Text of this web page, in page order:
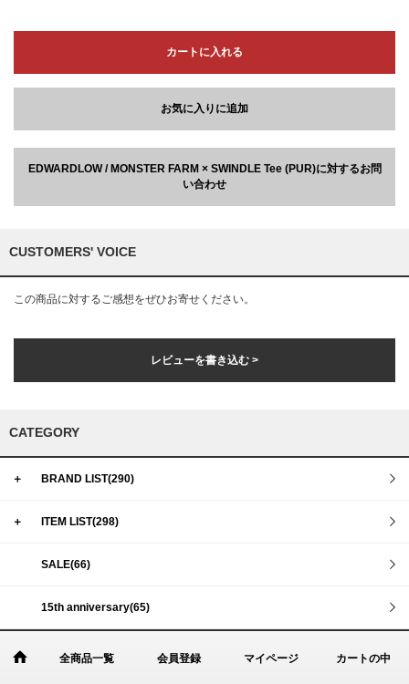
カートに入れる
お気に入りに追加
EDWARDLOW / MONSTER FARM × SWINDLE Tee (PUR)に対するお問
い合わせ
CUSTOMERS' VOICE
この商品に対するご感想をぜひお寄せください。
レビューを書き込む >
CATEGORY
＋ BRAND LIST(290)
＋ ITEM LIST(298)
SALE(66)
15th anniversary(65)
全商品一覧 会員登録 マイページ カートの中